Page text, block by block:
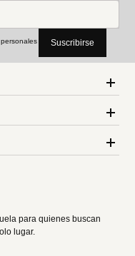
Suscribirse
para quienes buscan
lugar.